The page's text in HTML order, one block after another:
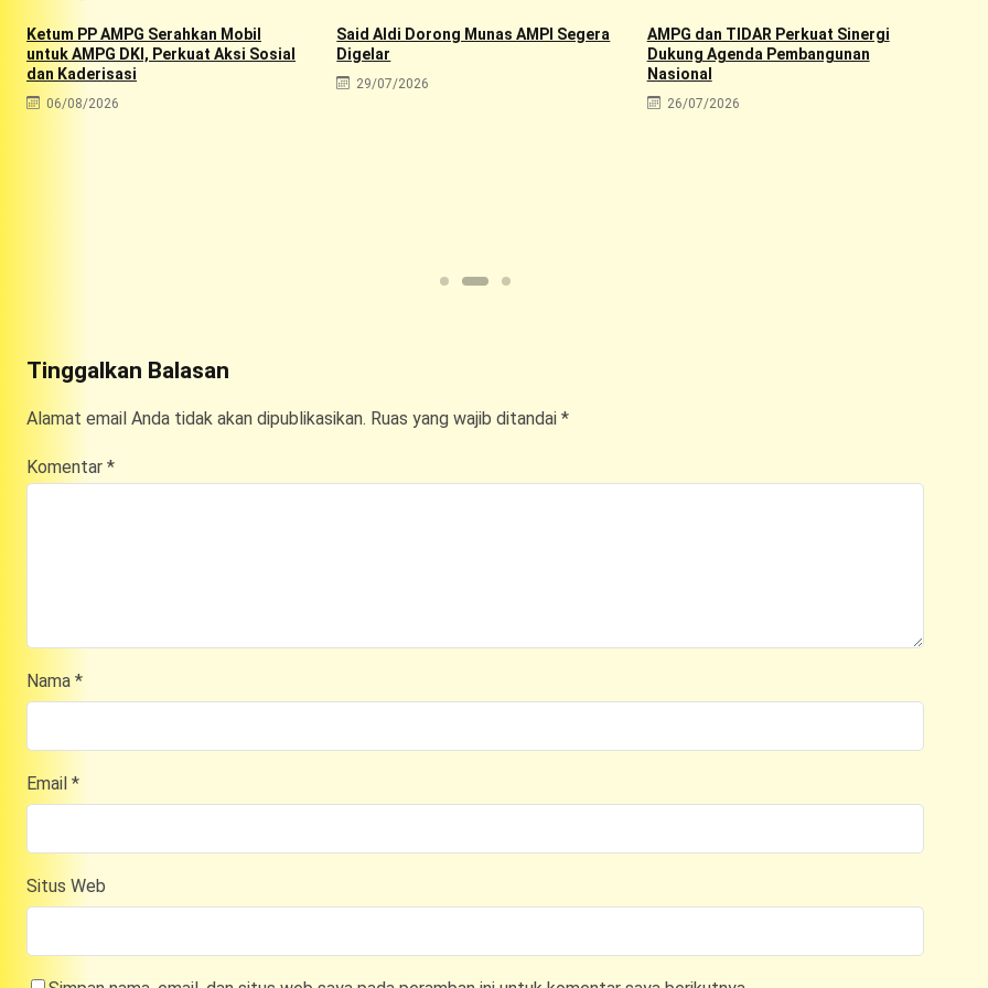
Ketum PP AMPG Serahkan Mobil
untuk AMPG DKI, Perkuat Aksi Sosial
dan Kaderisasi
06/08/2026
Said Aldi Dorong Munas AMPI Segera
Digelar
29/07/2026
AMPG dan TIDAR Perkuat Sinergi
Dukung Agenda Pembangunan
Nasional
26/07/2026
Tinggalkan Balasan
Alamat email Anda tidak akan dipublikasikan. Ruas yang wajib ditandai *
Komentar *
Nama *
Email *
Situs Web